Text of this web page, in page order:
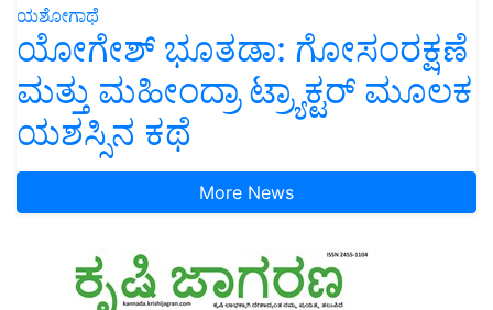
ಯಶೋಗಾಥೆ
ಯೋಗೇಶ್ ಭೂತಡಾ: ಗೋಸಂರಕ್ಷಣೆ
ಮತ್ತು ಮಹೀಂದ್ರಾ ಟ್ರ್ಯಾಕ್ಟರ್ ಮೂಲಕ
ಯಶಸ್ಸಿನ ಕಥೆ
More News